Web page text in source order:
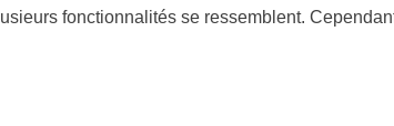
fonctionnalités se ressemblent.